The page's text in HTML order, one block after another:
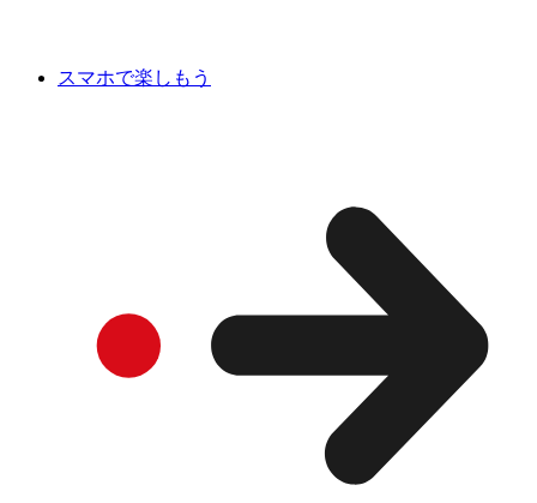
スマホで楽しもう